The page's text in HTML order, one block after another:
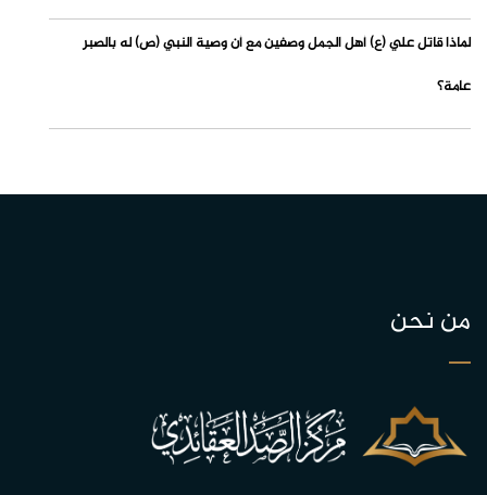
لماذا قاتل علي (ع) أهل الجمل وصفين مع أن وصية النبي (ص) له بالصبر
عامة؟
من نحن